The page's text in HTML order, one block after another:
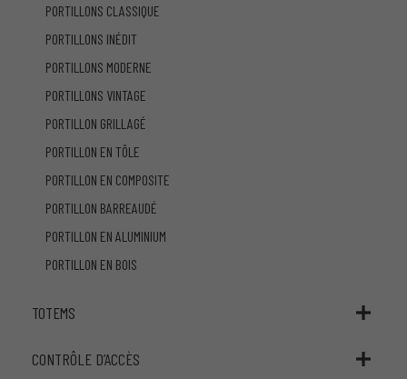
PORTILLONS CLASSIQUE
PORTILLONS INÉDIT
PORTILLONS MODERNE
PORTILLONS VINTAGE
PORTILLON GRILLAGÉ
PORTILLON EN TÔLE
PORTILLON EN COMPOSITE
PORTILLON BARREAUDÉ
PORTILLON EN ALUMINIUM
PORTILLON EN BOIS
TOTEMS
CONTRÔLE D’ACCÈS